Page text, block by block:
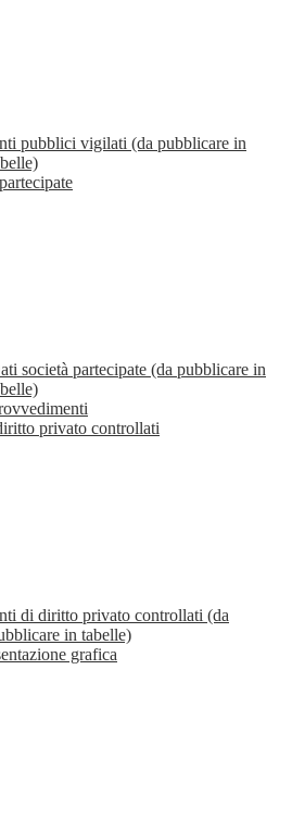
pubblici vigilati (da pubblicare in
società partecipate (da pubblicare in
privato controllati
di diritto privato controllati (da
in tabelle)
grafica